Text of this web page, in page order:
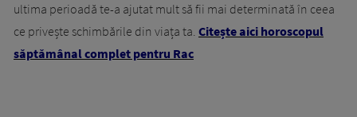
ultima perioadă te-a ajutat mult să fii mai determinată în ceea
ce privește schimbările din viața ta. Citește aici horoscopul
săptămânal complet pentru Rac